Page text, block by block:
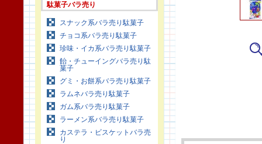
駄菓子バラ売り
スナック系バラ売り駄菓子
チョコ系バラ売り駄菓子
珍味・イカ系バラ売り駄菓子
飴・チューイングバラ売り駄
菓子
グミ・お餅系バラ売り駄菓子
ラムネバラ売り駄菓子
ガム系バラ売り駄菓子
ラーメン系バラ売り駄菓子
カステラ・ビスケットバラ売
り